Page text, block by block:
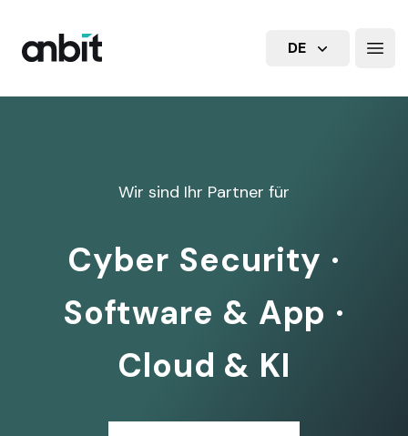
Logo der anbit GmbH – IT-Dienstleister für Cyber-
DE
Wir sind Ihr Partner für
Cyber Security ·
Software & App ·
Cloud & KI